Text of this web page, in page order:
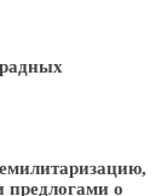
предлогами о